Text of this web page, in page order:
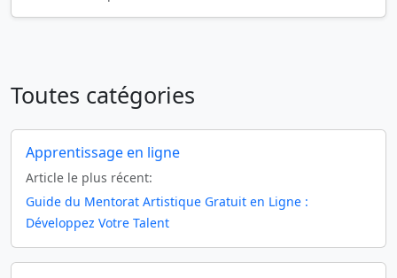
Toutes catégories
Apprentissage en ligne
Article le plus récent:
Guide du Mentorat Artistique Gratuit en Ligne :
Développez Votre Talent